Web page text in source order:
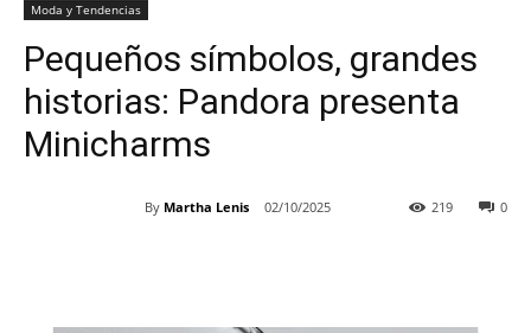
Moda y Tendencias
Pequeños símbolos, grandes
historias: Pandora presenta
Minicharms
By Martha Lenis 02/10/2025 0
219